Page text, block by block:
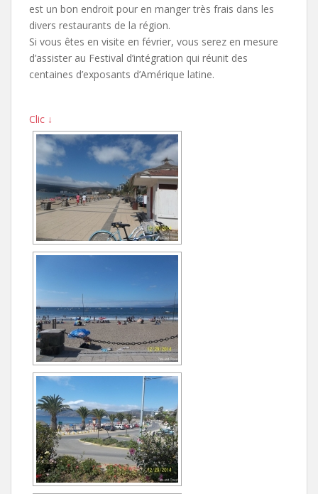
est un bon endroit pour en manger très frais dans les
divers restaurants de la région.
Si vous êtes en visite en février, vous serez en mesure
d’assister au Festival d’intégration qui réunit des
centaines d’exposants d’Amérique latine.
Clic ↓